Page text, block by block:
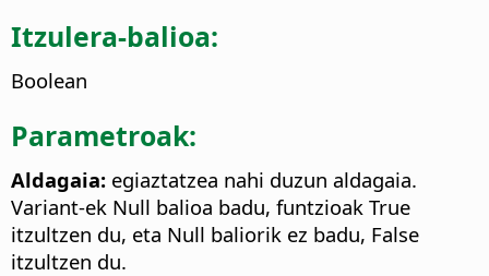
Itzulera-balioa:
Boolean
Parametroak:
Aldagaia: egiaztatzea nahi duzun aldagaia.
Variant-ek Null balioa badu, funtzioak True
itzultzen du, eta Null baliorik ez badu, False
itzultzen du.